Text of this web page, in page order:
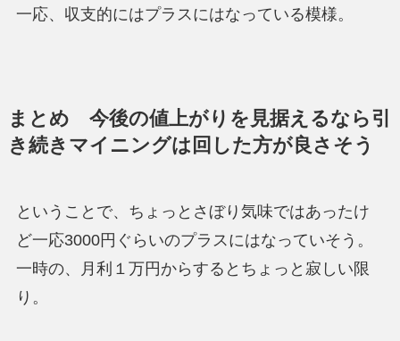
一応、収支的にはプラスにはなっている模様。
まとめ 今後の値上がりを見据えるなら引
き続きマイニングは回した方が良さそう
ということで、ちょっとさぼり気味ではあったけ
ど一応3000円ぐらいのプラスにはなっていそう。
一時の、月利１万円からするとちょっと寂しい限
り。